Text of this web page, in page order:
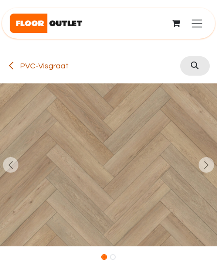
PVC-Visgraat